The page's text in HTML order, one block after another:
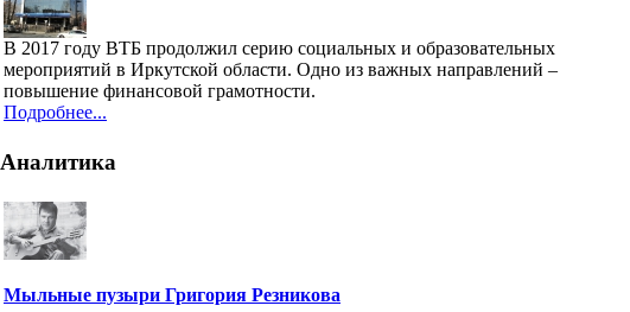
В 2017 году ВТБ продолжил серию социальных и образовательных
мероприятий в Иркутской области. Одно из важных направлений –
повышение финансовой грамотности.
Подробнее...
Аналитика
Мыльные пузыри Григория Резникова